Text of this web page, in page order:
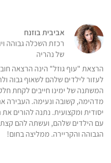
אביבית בוזנח
רכזת השכלה גבוהה
של נהריה
הרצאת "עוף גוזל" הינה הרצאה
לעזור לילדים שלהם לשאוף גבוה
המשתנה של ימינו חייבים לקחת
מדהימה, קשובה ונעימה. העבירה
יסודית ומקצועית. נתנה להורים
עם הילדים שלהם, ועשתה להם
הגבוהה והקריירה. ממליצה בחום!